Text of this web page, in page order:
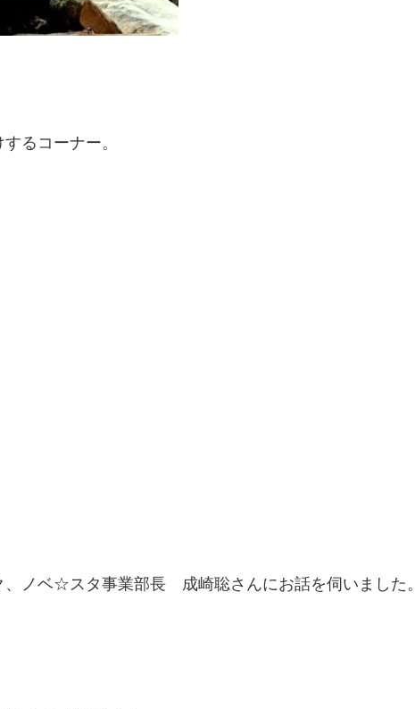
るコーナー。
ノベ☆スタ事業部長 成崎聡さんにお話を伺いました。